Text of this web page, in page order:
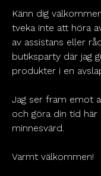
Känn dig
tveka inte att höra
av assistans eller
butiksparty där jag
produkter i en
Jag ser fram emot
och göra din tid här
minnesvärd.
Varmt välkommen!